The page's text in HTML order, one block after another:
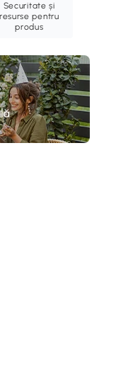
Securitate și
resurse pentru
produs